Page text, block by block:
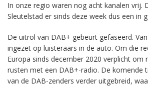
In onze regio waren nog acht kanalen vrij.
Sleutelstad er sinds deze week dus een in
De uitrol van DAB+ gebeurt gefaseerd.
ingezet op luisteraars in de auto. Om die
Europa sinds december 2020 verplicht om
rusten met een DAB+-radio. De komende
van de DAB-zenders verder uitgebreid,